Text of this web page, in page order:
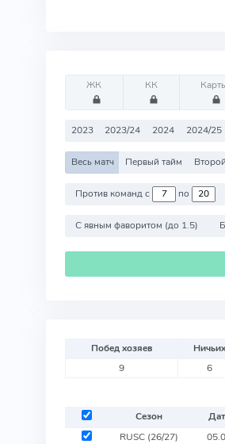
ЖК КК
2023 2023/24 2024 2024/25
Весь матч Первый тайм
Против команд с по
С явным фаворитом (до 1.5)
Побед хозяев Ничьих
9
6
Сезон
RUSC (26/27)